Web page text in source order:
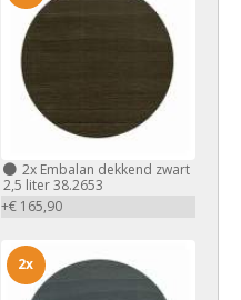
2xEmbalan dekkend zwart
2,5 liter 38.2653
+€ 165,90
2x